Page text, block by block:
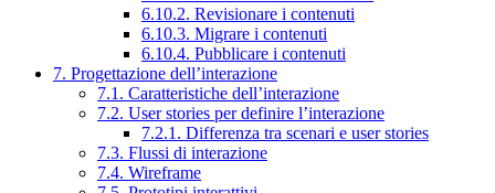
6.10.2. Revisionare i contenuti
6.10.3. Migrare i contenuti
6.10.4. Pubblicare i contenuti
7. Progettazione dell’interazione
7.1. Caratteristiche dell’interazione
7.2. User stories per definire l’interazione
7.2.1. Differenza tra scenari e user stories
7.3. Flussi di interazione
7.4. Wireframe